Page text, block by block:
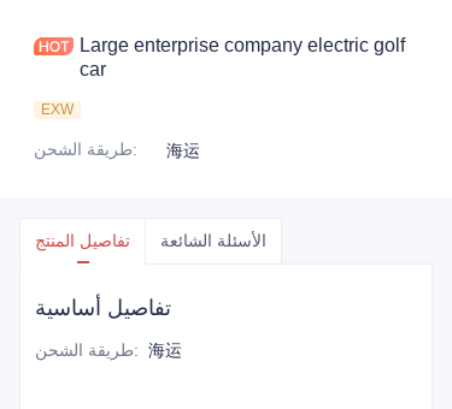
Large enterprise company electric golf
car
EXW
طريقة الشحن: 海运
تفاصيل المنتج الأسئلة الشائعة
تفاصيل أساسية
طريقة الشحن: 海运